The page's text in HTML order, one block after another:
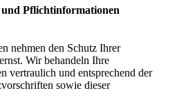
und Pflichtinformationen
nehmen den Schutz Ihrer
Wir behandeln Ihre
vertraulich und entsprechend der
sowie dieser